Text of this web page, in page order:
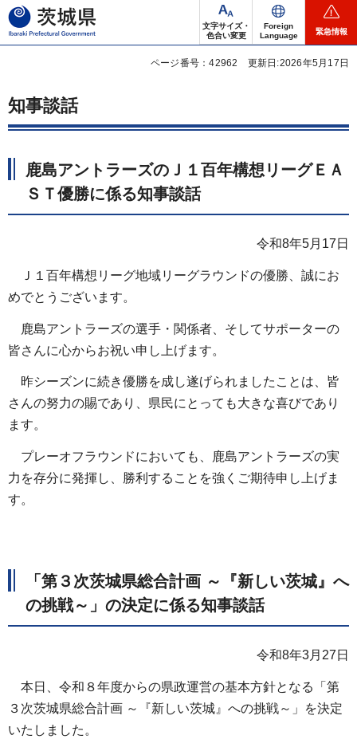
茨城県
文字サイズ・
色合い変更
Foreign
Language
緊急情報
ページ番号：42962 更新日:2026年5月17日
知事談話
鹿島アントラーズのＪ１百年構想リーグＥＡ
ＳＴ優勝に係る知事談話
令和8年5月17日
Ｊ１百年構想リーグ地域リーグラウンドの優勝、誠にお
めでとうございます。
鹿島アントラーズの選手・関係者、そしてサポーターの
皆さんに心からお祝い申し上げます。
昨シーズンに続き優勝を成し遂げられましたことは、皆
さんの努力の賜であり、県民にとっても大きな喜びであり
ます。
プレーオフラウンドにおいても、鹿島アントラーズの実
力を存分に発揮し、勝利することを強くご期待申し上げま
す。
「第３次茨城県総合計画 ～『新しい茨城』へ
の挑戦～」の決定に係る知事談話
令和8年3月27日
本日、令和８年度からの県政運営の基本方針となる「第
３次茨城県総合計画 ～『新しい茨城』への挑戦～」を決定
いたしました。